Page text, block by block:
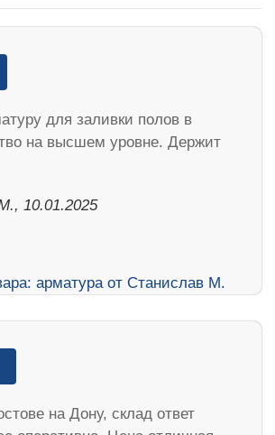
для заливки полов в
на высшем уровне. Держит
10.01.2025
на Дону, склад ответ